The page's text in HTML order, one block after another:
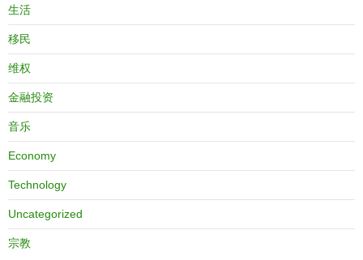
生活
移民
维权
金融投资
音乐
Economy
Technology
Uncategorized
宗教